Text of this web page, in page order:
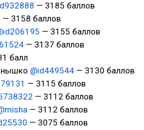
— 3185 баллов
— 3158 баллов
— 3155 баллов
— 3137 баллов
балл
@id449544 — 3130 баллов
— 3115 баллов
— 3112 баллов
— 3112 баллов
— 3075 баллов